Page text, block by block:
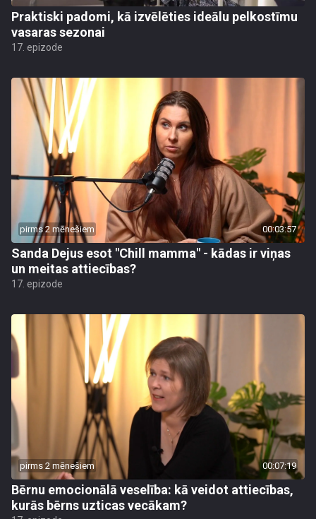
Praktiski padomi, kā izvēlēties ideālu pelkostīmu
vasaras sezonai
17. epizode
pirms 2 mēnešiem 00:03:57
Sanda Dejus esot "Chill mamma" - kādas ir viņas
un meitas attiecības?
17. epizode
pirms 2 mēnešiem 00:07:19
Bērnu emocionālā veselība: kā veidot attiecības,
kurās bērns uzticas vecākam?